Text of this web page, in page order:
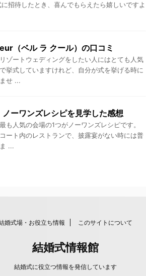
招待したとき、喜んでもらえたら嬉しいですよ
ベル ラ クール）の口コミ
ゾートウェディングをしたい人にはとても人気
挙式していますけれど、自分が式を挙げる時に
せ ...
ーワンズレシピを見学した感想
も人気の会場の1つがノーワンズレシピです。
ート内のレストランで、披露宴がない時には普
...
婚式場・お役立ち情報 このサイトについて
結婚式情報館
結婚式に役立つ情報を発信しています